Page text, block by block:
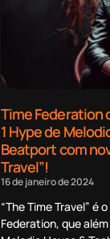
Time Federation
1 Hype de
Beatport com
Travel”!
16 de janeiro de 2024
“The Time Travel” é
Federation, que